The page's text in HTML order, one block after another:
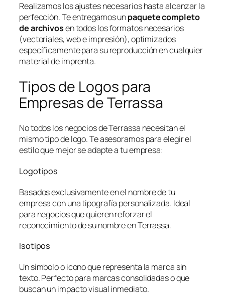
Realizamos los ajustes necesarios hasta alcanzar la
perfección. Te entregamos unpaquete completo
de archivosen todos los formatos necesarios
(vectoriales, web e impresión), optimizados
específicamente para su reproducción en cualquier
material de imprenta.
Tipos de Logos para
Empresas de Terrassa
No todos los negocios de Terrassa necesitan el
mismo tipo de logo. Te asesoramos para elegir el
estilo que mejor se adapte a tu empresa:
Logotipos
Basados exclusivamente en el nombre de tu
empresa con una tipografía personalizada. Ideal
para negocios que quieren reforzar el
reconocimiento de su nombre en Terrassa.
Isotipos
Un símbolo o icono que representa la marca sin
texto. Perfecto para marcas consolidadas o que
buscan un impacto visual inmediato.